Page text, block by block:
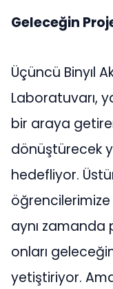
Geleceğin
Üçüncü Binyıl
Laboratuvarı,
bir araya
dönüştürecek
hedefliyor.
aynı zamanda
onları
yetiştiriyor.